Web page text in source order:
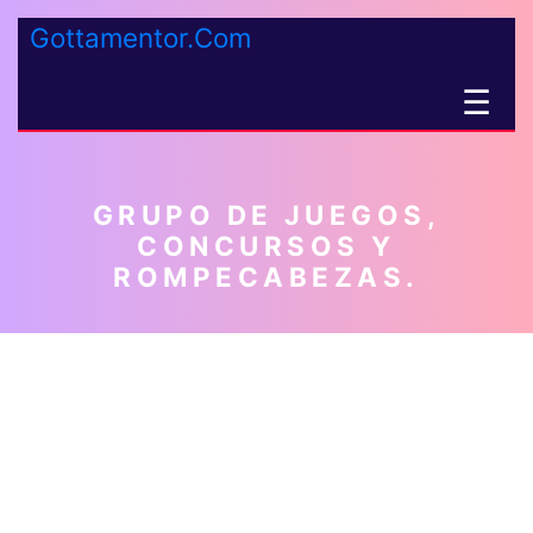
Gottamentor.Com
☰
GRUPO DE JUEGOS,
CONCURSOS Y
ROMPECABEZAS.